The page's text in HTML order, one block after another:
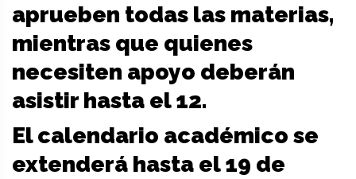
aprueben todas las materias,
mientras que quienes
necesiten apoyo deberán
asistir hasta el 12.
El calendario académico se
extenderá hasta el 19 de